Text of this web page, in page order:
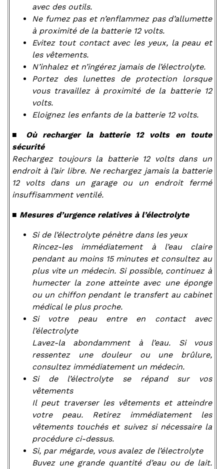
avec des outils.
Ne fumez pas et n’enflammez pas d’allumette
à proximité de la batterie 12 volts.
Evitez tout contact avec les yeux, la peau et
les vêtements.
N’inhalez et n’ingérez jamais de l’électrolyte.
Portez des lunettes de protection lorsque
vous travaillez à proximité de la batterie 12
volts.
Eloignez les enfants de la batterie 12 volts.
■
Où recharger la batterie 12 volts en toute
sécurité
Rechargez toujours la batterie 12 volts dans un
endroit à l’air libre. Ne rechargez jamais la batterie
12 volts dans un garage ou un endroit fermé
insuffisamment ventilé.
■ Mesures d’urgence relatives à l’électrolyte
Si de l’électrolyte pénètre dans les yeux
Rincez-les immédiatement à l’eau claire
pendant au moins 15 minutes et consultez au
plus vite un médecin. Si possible, continuez à
humecter la zone atteinte avec une éponge
ou un chiffon pendant le transfert au cabinet
médical le plus proche.
Si votre peau entre en contact avec
l’électrolyte
Lavez-la abondamment à l’eau. Si vous
ressentez une douleur ou une brûlure,
consultez immédiatement un médecin.
Si de l’électrolyte se répand sur vos
vêtements
Il peut traverser les vêtements et atteindre
votre peau. Retirez immédiatement les
vêtements touchés et suivez si nécessaire la
procédure ci-dessus.
Si, par mégarde, vous avalez de l’électrolyte
Buvez une grande quantité d’eau ou de lait.